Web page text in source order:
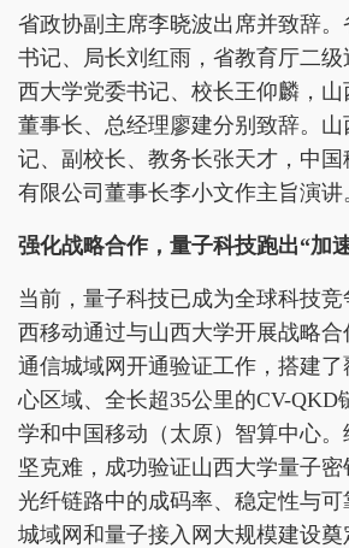
省政协副主席李晓波出席并致辞。
书记、局长刘红雨，省教育厅二
西大学党委书记、校长王仰麟，山
董事长、总经理廖建分别致辞。
记、副校长、教务长张天才，中
有限公司董事长李小文作主旨演讲
强化战略合作，量子科技跑出“加
当前，量子科技已成为全球科技
西移动通过与山西大学开展战略
通信城域网开通验证工作，搭建
心区域、全长超35公里的CV-QKD
学和中国移动（太原）智算中心
坚克难，成功验证山西大学量子
光纤链路中的成码率、稳定性与
城域网和量子接入网大规模建设奠